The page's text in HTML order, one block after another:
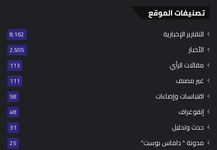
تصنيفات الموقع
التقارير الإخبارية 8٬162
الأخبار 2٬505
مقالات الرأي 113
غير مصنف 111
اقتباسات وإضاءات 58
إنفوغراف 48
حدث وتحليل 31
مدونة " داماس بوست" 25